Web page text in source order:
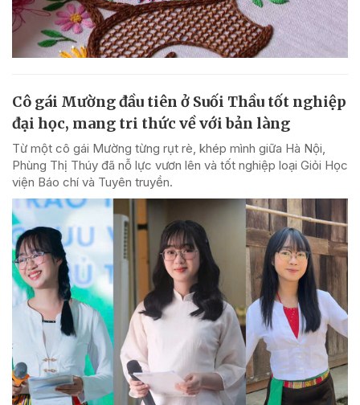
Cô gái Mường đầu tiên ở Suối Thầu tốt nghiệp
đại học, mang tri thức về với bản làng
Từ một cô gái Mường từng rụt rè, khép mình giữa Hà Nội,
Phùng Thị Thúy đã nỗ lực vươn lên và tốt nghiệp loại Giỏi Học
viện Báo chí và Tuyên truyền.